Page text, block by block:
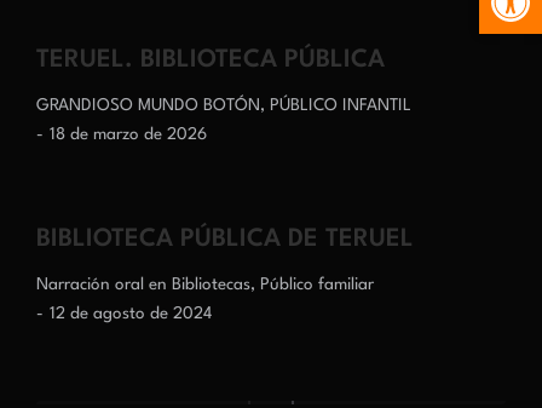
TERUEL. BIBLIOTECA PÚBLICA
GRANDIOSO MUNDO BOTÓN , PÚBLICO INFANTIL
18 de marzo de 2026
BIBLIOTECA PÚBLICA DE TERUEL
Narración oral en Bibliotecas, Público familiar
12 de agosto de 2024